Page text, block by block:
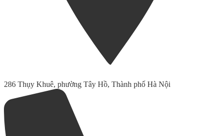
286 Thụy Khuê, phường Tây Hồ, Thành phố Hà Nội